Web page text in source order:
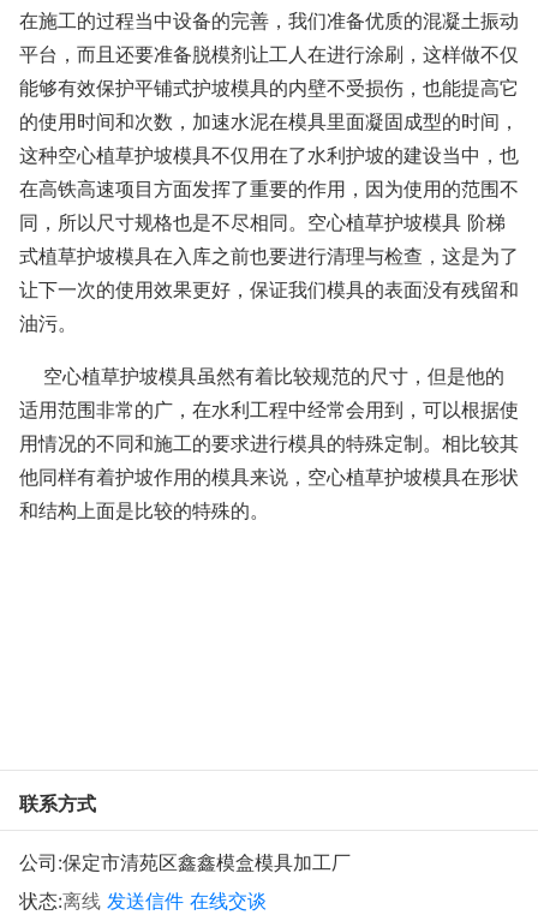
在施工的过程当中设备的完善，我们准备优质的混凝土振动
平台，而且还要准备脱模剂让工人在进行涂刷，这样做不仅
能够有效保护平铺式护坡模具的内壁不受损伤，也能提高它
的使用时间和次数，加速水泥在模具里面凝固成型的时间，
这种空心植草护坡模具不仅用在了水利护坡的建设当中，也
在高铁高速项目方面发挥了重要的作用，因为使用的范围不
同，所以尺寸规格也是不尽相同。空心植草护坡模具 阶梯
式植草护坡模具在入库之前也要进行清理与检查，这是为了
让下一次的使用效果更好，保证我们模具的表面没有残留和
油污。
空心植草护坡模具虽然有着比较规范的尺寸，但是他的
适用范围非常的广，在水利工程中经常会用到，可以根据使
用情况的不同和施工的要求进行模具的特殊定制。相比较其
他同样有着护坡作用的模具来说，空心植草护坡模具在形状
和结构上面是比较的特殊的。
联系方式
公司:保定市清苑区鑫鑫模盒模具加工厂
状态:离线 发送信件 在线交谈